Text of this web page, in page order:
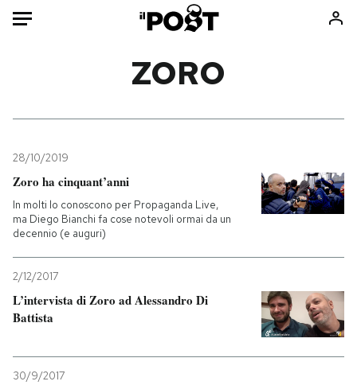
Mondo
Politica
Tecnologia
Internet
Cultura
Economia
Sport
Consumismi
Storie/Idee
Ok Boomer!
Altrecose
Mondiali calcio 2026
ZORO
28/10/2019
Zoro ha cinquant’anni
In molti lo conoscono per Propaganda Live,
ma Diego Bianchi fa cose notevoli ormai da un
decennio (e auguri)
2/12/2017
L’intervista di Zoro ad Alessandro Di
Battista
30/9/2017